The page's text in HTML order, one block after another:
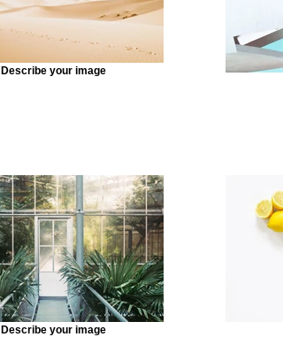
Describe your image
Describe your image